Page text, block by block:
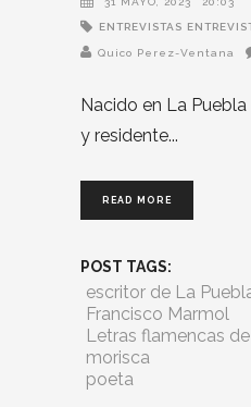
ENTREVISTAS
Quico Perez-Ventana
Nacido en La
y residente
READ MORE
POST TAGS:
escritor de La
Francisco Marmol
Letras flamencas
morisca
poeta